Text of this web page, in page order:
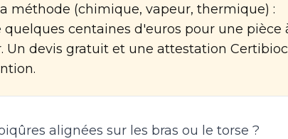
méthode (chimique, vapeur, thermique) :
centaines d'euros pour une pièce
Un devis gratuit et une attestation
alignées sur les bras ou le torse ?